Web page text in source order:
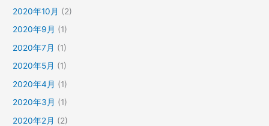
2020年10月 (2)
2020年9月 (1)
2020年7月 (1)
2020年5月 (1)
2020年4月 (1)
2020年3月 (1)
2020年2月 (2)